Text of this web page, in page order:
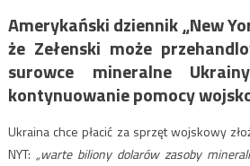
Amerykański dziennik „New
że Zełenski może
surowce mineralne
kontynuowanie pomocy
Ukraina chce płacić za sprzęt wojskowy
NYT: „warte biliony dolarów zasoby